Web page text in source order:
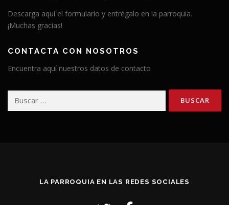
Descarga aquí el formulario y entrégalo en la parroquia.
¡Muchas gracias!
CONTACTA CON NOSOTROS
Encuentra aquí nuestros datos de contacto
LA PARROQUIA EN LAS REDES SOCIALES